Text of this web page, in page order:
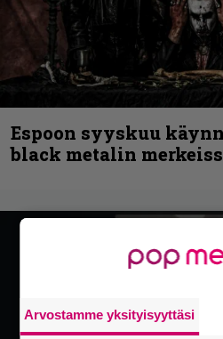
Espoon syyskuu
black metalin
Arvostamme yksityisyyttäsi